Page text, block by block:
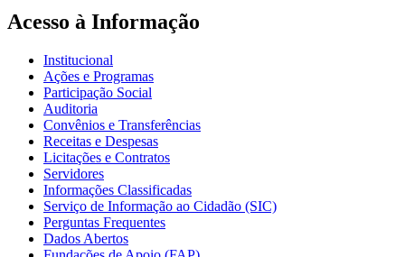
Acesso à Informação
Institucional
Ações e Programas
Participação Social
Auditoria
Convênios e Transferências
Receitas e Despesas
Licitações e Contratos
Servidores
Informações Classificadas
Serviço de Informação ao Cidadão (SIC)
Perguntas Frequentes
Dados Abertos